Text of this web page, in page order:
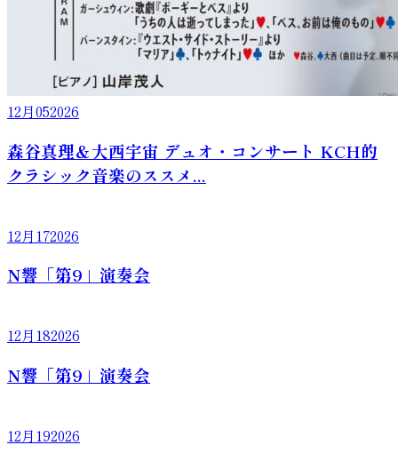
12月052026
森谷真理＆大西宇宙 デュオ・コンサート KCH的
クラシック音楽のススメ...
12月172026
N響「第9」演奏会
12月182026
N響「第9」演奏会
12月192026